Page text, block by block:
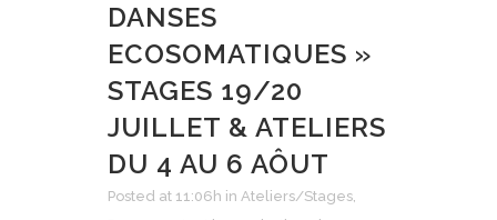
DANSES
ECOSOMATIQUES »
STAGES 19/20
JUILLET & ATELIERS
DU 4 AU 6 AÔUT
Posted at 11:06h in Ateliers/Stages,